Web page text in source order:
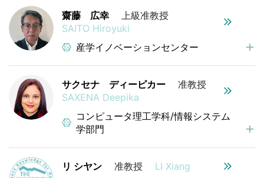
齋藤 広幸
上級准教授
SAITO Hiroyuki
産学イノベーションセンター
サクセナ ディーピカー
准教授
SAXENA Deepika
コンピュータ理工学科/情報システム
学部門
リ シヤン 准教授
LI Xiang